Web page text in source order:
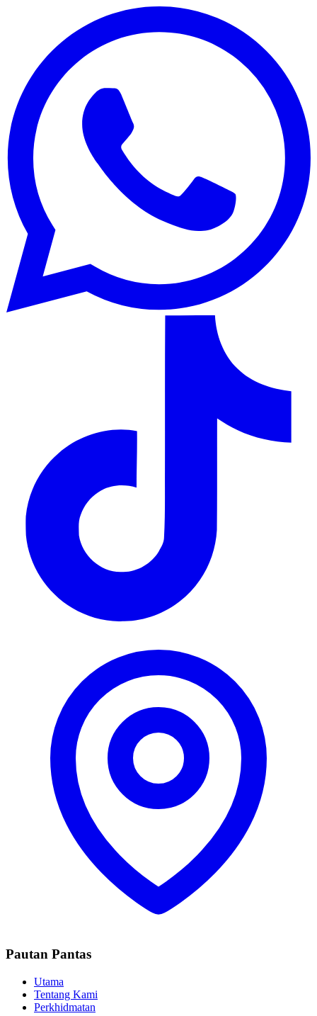
Pautan Pantas
Utama
Tentang Kami
Perkhidmatan